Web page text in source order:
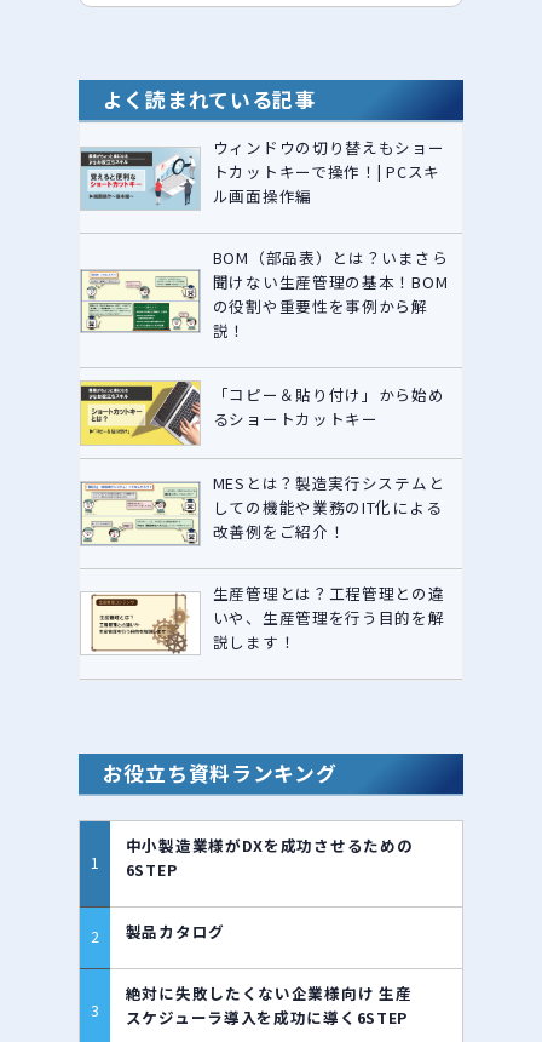
よく読まれている記事
ウィンドウの切り替えもショー
トカットキーで操作！| PCスキ
ル画面操作編
BOM（部品表）とは？いまさら
聞けない生産管理の基本！BOM
の役割や重要性を事例から解
説！
「コピー＆貼り付け」から始め
るショートカットキー
MESとは？製造実行システムと
しての機能や業務のIT化による
改善例をご紹介！
生産管理とは？工程管理との違
いや、生産管理を行う目的を解
説します！
お役立ち資料ランキング
中小製造業様がDXを成功させるための
6STEP
製品カタログ
絶対に失敗したくない企業様向け 生産
スケジューラ導入を成功に導く6STEP